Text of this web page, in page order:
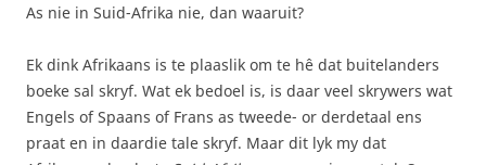
As nie in Suid-Afrika nie, dan waaruit?
Ek dink Afrikaans is te plaaslik om te hê dat buitelanders
boeke sal skryf. Wat ek bedoel is, is daar veel skrywers wat
Engels of Spaans of Frans as tweede- or derdetaal ens
praat en in daardie tale skryf. Maar dit lyk my dat